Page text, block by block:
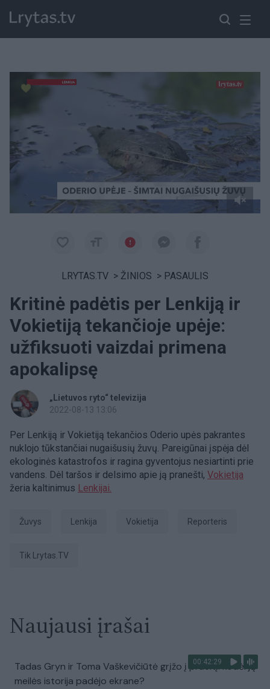
LRYTAS.TV > ŽINIOS > PASAULIS
Kritinė padėtis per Lenkiją ir
Vokietiją tekančioje upėje:
užfiksuoti vaizdai primena
apokalipsę
„Lietuvos ryto“ televizija
2022-08-13 13:06
Per Lenkiją ir Vokietiją tekančios Oderio upės pakrantes
nuklojo tūkstančiai nugaišusių žuvų. Pareigūnai įspėja dėl
ekologinės katastrofos ir ragina gyventojus nesiartinti prie
vandens. Dėl taršos ir delsimo apie ją pranešti, Vokietija
žeria kaltinimus Lenkijai.
žuvys Lenkija Vokietija Reporteris
tik Lrytas.TV
Naujausi įrašai
00:42:29
Tadas Gryn ir Toma Vaškevičiūtė grįžo į praeitį: kodėl jų
meilės istorija padėjo ekrane?